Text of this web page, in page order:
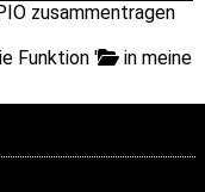
zusammentragen
Funktion '
in meine